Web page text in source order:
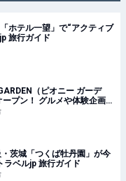
ホテル一望」で“アクティブ
旅行ガイド
（ピオニー ガーデ
プン！ グルメや体験企画も
人生に旅心を～
茨城「つくば牡丹園」が今
ラベルjp 旅行ガイド